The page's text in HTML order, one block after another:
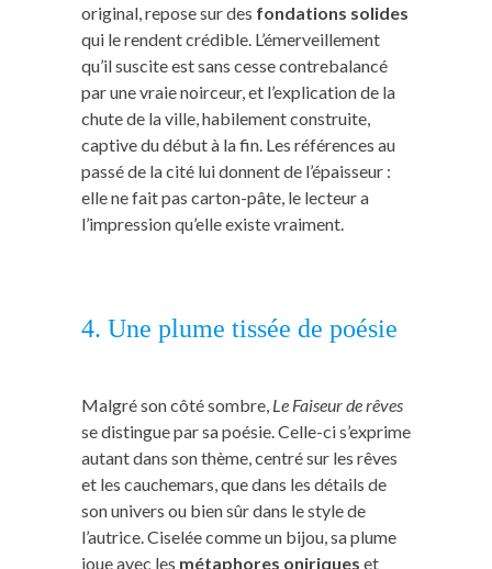
original, repose sur des fondations solides
qui le rendent crédible. L’émerveillement
qu’il suscite est sans cesse contrebalancé
par une vraie noirceur, et l’explication de la
chute de la ville, habilement construite,
captive du début à la fin. Les références au
passé de la cité lui donnent de l’épaisseur :
elle ne fait pas carton-pâte, le lecteur a
l’impression qu’elle existe vraiment.
4. Une plume tissée de poésie
Malgré son côté sombre, Le Faiseur de rêves
se distingue par sa poésie. Celle-ci s’exprime
autant dans son thème, centré sur les rêves
et les cauchemars, que dans les détails de
son univers ou bien sûr dans le style de
l’autrice. Ciselée comme un bijou, sa plume
joue avec les métaphores oniriques et